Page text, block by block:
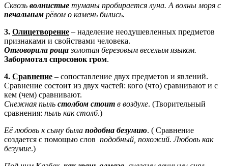
Сквозь волнистые туманы пробирается луна. А волны моря с
печальным рёвом о камень бились.
3. Олицетворение – наделение неодушевленных предметов
признаками и свойствами человека.
Отговорила рощазолотая березовым веселым языком.
Забормотал спросонок гром.
4. Сравнение – сопоставление двух предметов и явлений.
Сравнение состоит из двух частей: кого (что) сравнивают и с
кем (чем) сравнивают.
Снежная пыль столбом стоит в воздухе. (Творительный
сравнения: пыль как столб.)
Её любовь к сыну была подобна безумию. ( Сравнение
создается с помощью слов подобный, похожий. Любовь как
безумие.)